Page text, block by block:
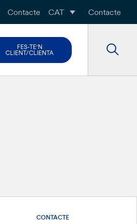
Contacte CAT Contacte
FES-TE'N
CLIENT/CLIENTA
CONTACTE